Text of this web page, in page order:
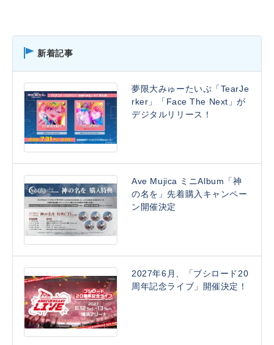
新着記事
夢限大みゅーたいぷ「TearJe
rker」「Face The Next」が
デジタルリリース！
Ave Mujica ミニAlbum「神
の名を」先着購入キャンペー
ン開催決定
2027年6月、「ブシロード20
周年記念ライブ」開催決定！